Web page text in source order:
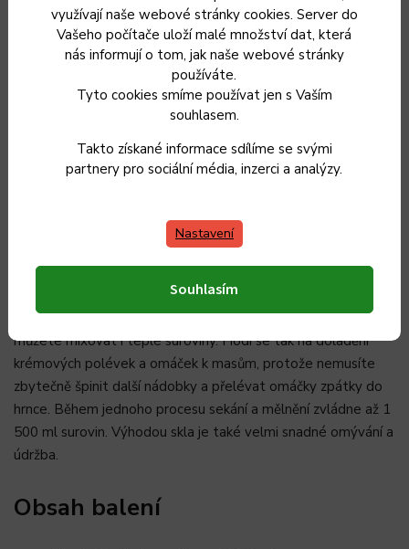
využívají naše webové stránky cookies. Server do
Vašeho počítače uloží malé množství dat, která
nás informují o tom, jak naše webové stránky
používáte.
Tyto cookies smíme používat jen s Vaším
souhlasem.
Takto získané informace sdílíme se svými
partnery pro sociální média, inzerci a analýzy.
Nastavení
Souhlasím
s tvrdými surovinami jako jsou semínka a ořechy.
Snadné ovládání
Potraviny stačí nakrájet nahrubo a vložit do nádobky. Na
ovládání si pak pohodlně nastavíte potřebnou rychlost až do
výkonu 800 W podle požadovaného zpracování surovin. Jeho
Skleněná nádoba
Součástí je skleněná nádoba ze stabilního skla, ve které
můžete mixovat i teplé suroviny. Hodí se tak na doladění
krémových polévek a omáček k masům, protože nemusíte
zbytečně špinit další nádobky a přelévat omáčky zpátky do
hrnce. Během jednoho procesu sekání a mělnění zvládne až 1
500 ml surovin. Výhodou skla je také velmi snadné omývání a
údržba.
Obsah balení